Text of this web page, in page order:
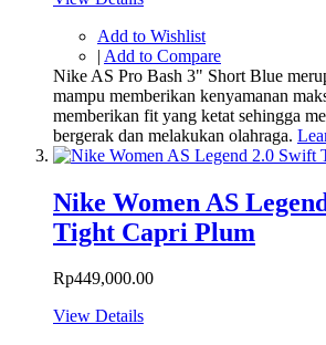
Add to Wishlist
| Add to Compare
Nike AS Pro Bash 3" Short Blue
mampu memberikan kenyamanan
memberikan fit yang ketat sehingga
bergerak dan melakukan olahraga.
Nike Women AS
Tight Capri Plum
Rp449,000.00
View Details